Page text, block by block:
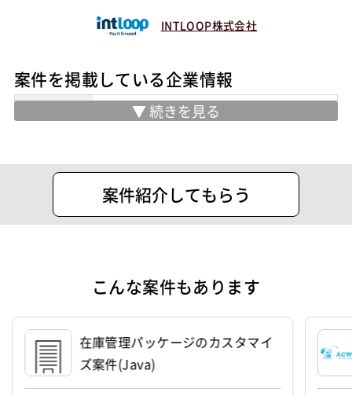
INTLOOP株式会社
案件を掲載している企業情報
イントループ株式会社は、ITエンジニ
タントやITエンジニア、マーケッターな
ど3万5,000名をプール。国内最⼤級の
規模感だけでなく、⼀⼈⼀⼈の指向や強
できることが強みです。
ンサルタントがお仕事を探すマッチング
市場の黎明期から事業を開始しているリ
ーディングカンパニーとして、現在では
案件紹介してもらう
こんな案件もあります
在庫管理パッケージのカスタマイ
ズ案件(Java)